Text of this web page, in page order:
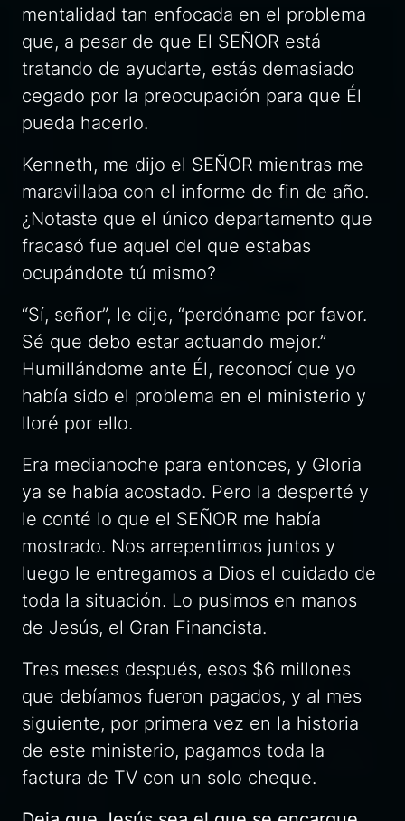
mentalidad tan enfocada en el problema
que, a pesar de que El SEÑOR está
tratando de ayudarte, estás demasiado
cegado por la preocupación para que Él
pueda hacerlo.
Kenneth, me dijo el SEÑOR mientras me
maravillaba con el informe de fin de año.
¿Notaste que el único departamento que
fracasó fue aquel del que estabas
ocupándote tú mismo?
“Sí, señor”, le dije, “perdóname por favor.
Sé que debo estar actuando mejor.”
Humillándome ante Él, reconocí que yo
había sido el problema en el ministerio y
lloré por ello.
Era medianoche para entonces, y Gloria
ya se había acostado. Pero la desperté y
le conté lo que el SEÑOR me había
mostrado. Nos arrepentimos juntos y
luego le entregamos a Dios el cuidado de
toda la situación. Lo pusimos en manos
de Jesús, el Gran Financista.
Tres meses después, esos $6 millones
que debíamos fueron pagados, y al mes
siguiente, por primera vez en la historia
de este ministerio, pagamos toda la
factura de TV con un solo cheque.